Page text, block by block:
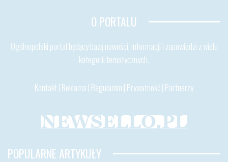
O PORTALU
Ogólnopolski portal będący bazą nowości, informacji i zapowiedzi z wielu
kategorii tematycznych.
Kontakt | Reklama | Regulamin | Prywatność| Partnerzy
POPULARNE ARTYKUŁY